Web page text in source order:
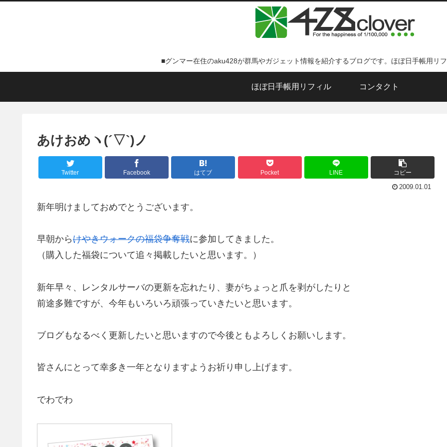
■グンマー在住のaku428が群馬やガジェット情報を紹介するブログです。ほぼ日手帳用リ
ほぼ日手帳用リフィル コンタクト
あけおめヽ(´▽`)ノ
Twitter Facebook はてブ Pocket LINE コピー
2009.01.01
新年明けましておめでとうございます。
早朝からけやきウォークの福袋争奪戦に参加してきました。
（購入した福袋について追々掲載したいと思います。）
新年早々、レンタルサーバの更新を忘れたり、妻がちょっと爪を剥がしたりと
前途多難ですが、今年もいろいろ頑張っていきたいと思います。
ブログもなるべく更新したいと思いますので今後ともよろしくお願いします。
皆さんにとって幸多き一年となりますようお祈り申し上げます。
でわでわ